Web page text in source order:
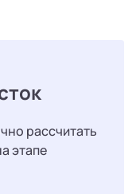
рассчитать
этапе